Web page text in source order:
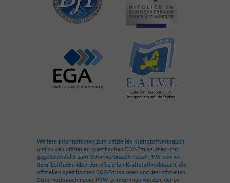
Weitere Informationen zum offiziellen Kraftstoffverbrauch
und zu den offiziellen spezifischen CO2-Emissionen und
gegebenenfalls zum Stromverbrauch neuer PKW können
dem 'Leitfaden über den offiziellen Kraftstoffverbrauch, die
offiziellen spezifischen CO2-Emissionen und den offiziellen
Stromverbrauch neuer PKW' entnommen werden, der an